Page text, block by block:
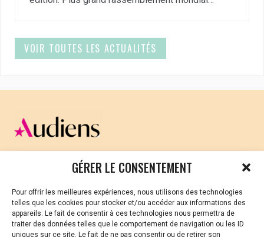
GÉRER LE CONSENTEMENT
Pour offrir les meilleures expériences, nous utilisons des technologies
telles que les cookies pour stocker et/ou accéder aux informations des
appareils. Le fait de consentir à ces technologies nous permettra de
traiter des données telles que le comportement de navigation ou les ID
uniques sur ce site. Le fait de ne pas consentir ou de retirer son
VOIR TOUTES LES ACTUALITÉS
CELLULE D’ÉCOUTE ET DE SOUTIEN PSYCHOLOGIQUE ET
Vous avez été témoin ou vous êtes victime de VSS ? Ou
vous êtes référent·es harcèlement en besoin de soutien
ou d’informations ?